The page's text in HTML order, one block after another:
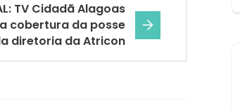
TV Cidadã Alagoas
cobertura da posse
diretoria da Atricon